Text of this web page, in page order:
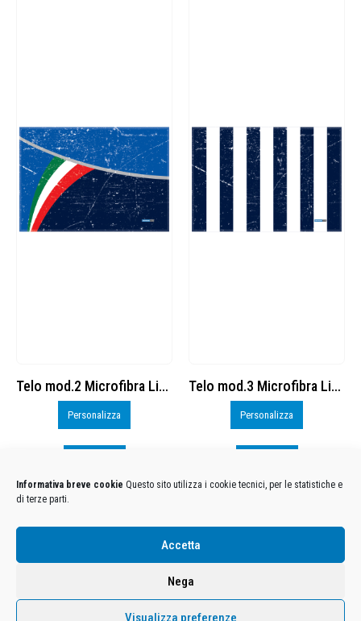
Informativa breve cookie Questo sito utilizza i cookie tecnici, per le statistiche e
di terze parti.
Accetta
Nega
Visualizza preferenze
Telo mod.2 Microfibra Liscia M 70×100 cod. 8387616
Personalizza
Telo mod.3 Microfibra Liscia M 70×100 cod. 8387616
Personalizza
Condizioni Generali di Utilizzo-Cookies-Privacy
Euro 12.500.000 i.v. - C.F. e Iscr. Reg. Imp. Monza e Brianza 02137480964 - R.E.A. MB-1370021 -
P.IVA. 11005760159 - Direzione e coordinamento art. 2497 C.C. DECATHLON SA, Villeneuve